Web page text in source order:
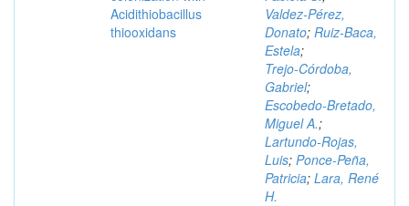
Acidithiobacillus
thiooxidans
Valdez‑Pérez,
Donato; Ruiz‑Baca,
Estela;
Trejo‑Córdoba,
Gabriel;
Escobedo‑Bretado,
Miguel A.;
Lartundo‑Rojas,
Luis; Ponce‑Peña,
Patricia; Lara, René
H.